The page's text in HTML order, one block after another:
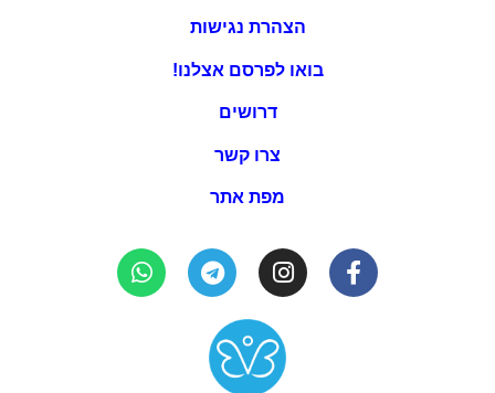
הצהרת נגישות
בואו לפרסם אצלנו!
דרושים
צרו קשר
מפת אתר